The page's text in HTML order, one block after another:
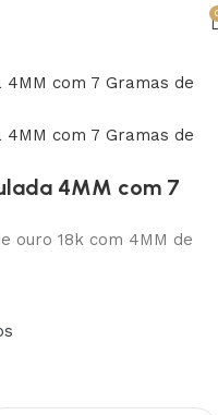
4MM com 7
ouro 18k com 4MM de